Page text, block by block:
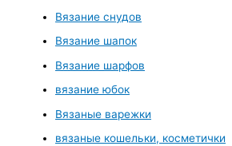
Вязание снудов
Вязание шапок
Вязание шарфов
вязание юбок
Вязаные варежки
вязаные кошельки, косметички